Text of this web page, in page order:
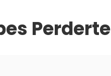
Perderte